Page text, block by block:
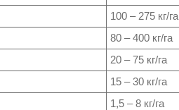
100 – 275 кг/га
80 – 400 кг/га
20 – 75 кг/га
15 – 30 кг/га
1,5 – 8 кг/га